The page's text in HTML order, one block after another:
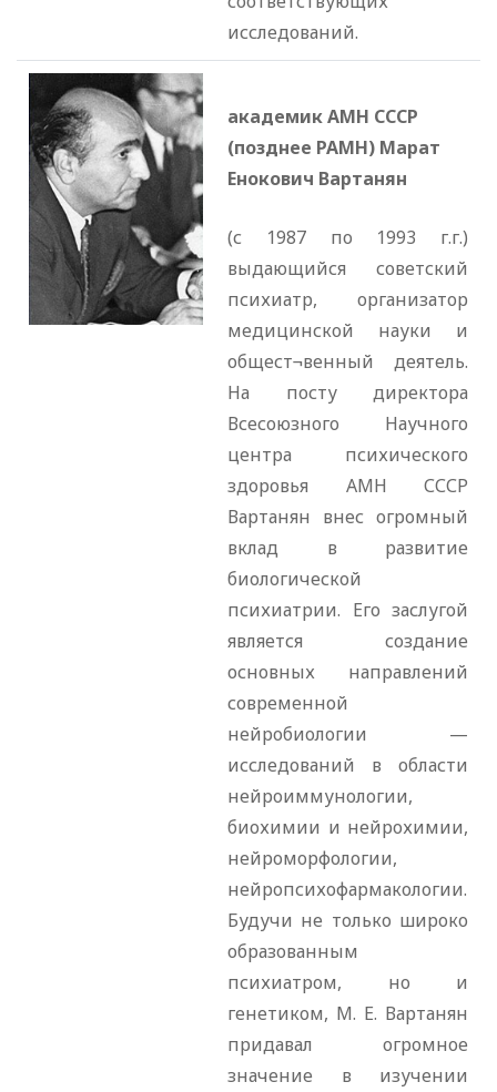
исследований.
академик АМН СССР
(позднее РАМН) Марат
Енокович Вартанян
(с 1987 по 1993 г.г.)
выдающийся советский
психиатр, организатор
медицинской науки и
общест¬венный деятель.
На посту директора
Всесоюзного Научного
центра психического
здоровья АМН СССР
Вартанян внес огромный
вклад в развитие
биологической
психиатрии. Его заслугой
является создание
основных направлений
современной
нейробиологии —
исследований в области
нейроиммунологии,
биохимии и нейрохимии,
нейроморфологии,
нейропсихофармакологии.
Будучи не только широко
образованным
психиатром, но и
генетиком, М. Е. Вартанян
придавал огромное
значение в изучении